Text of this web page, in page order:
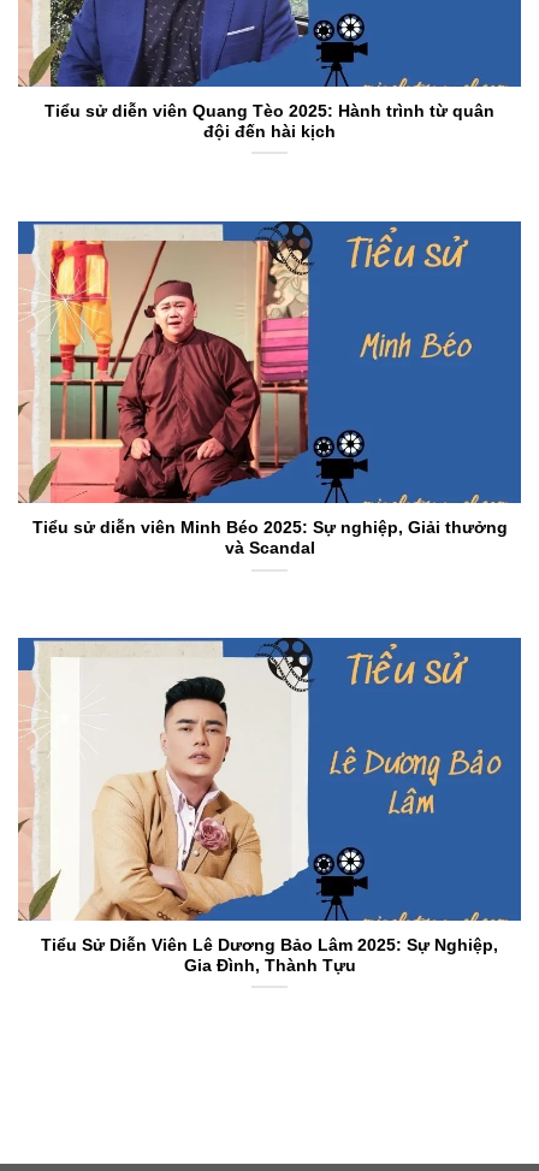
Tiểu sử diễn viên Quang Tèo 2025: Hành trình từ quân
đội đến hài kịch
Tiểu sử diễn viên Minh Béo 2025: Sự nghiệp, Giải thưởng
và Scandal
Tiểu Sử Diễn Viên Lê Dương Bảo Lâm 2025: Sự Nghiệp,
Gia Đình, Thành Tựu